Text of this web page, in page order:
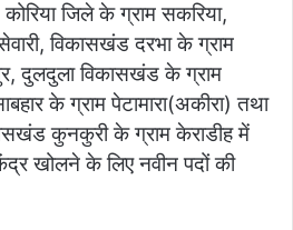
जिले के ग्राम सकरिया,
विकासखंड दरभा के ग्राम
दुलदुला विकासखंड के ग्राम
के ग्राम पेटामारा(अकीरा) तथा
कुनकुरी के ग्राम केराडीह में
खोलने के लिए नवीन पदों की